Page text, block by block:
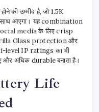
की उम्मीद है, जो 1.5K
आएगा। यह combination
media के लिए crisp
Glass protection और
level IP ratings का भी
अधिक durable बनाता है।
Life